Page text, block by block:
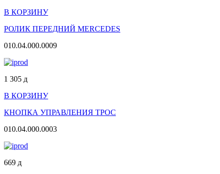
В КОРЗИНУ
РОЛИК ПЕРЕДНИЙ MERCEDES
010.04.000.0009
1 305 д
В КОРЗИНУ
КНОПКА УПРАВЛЕНИЯ ТРОС
010.04.000.0003
669 д